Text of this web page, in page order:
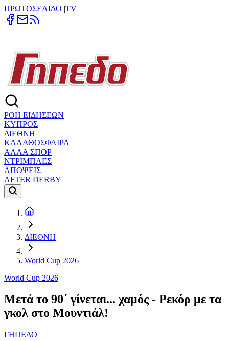
ΠΡΩΤΟΣΕΛΙΔΟ |TV
ΡΟΗ ΕΙΔΗΣΕΩΝ
ΚΥΠΡΟΣ
ΔΙΕΘΝΗ
ΚΑΛΑΘΟΣΦΑΙΡΑ
ΑΛΛΑ ΣΠΟΡ
ΝΤΡΙΜΠΛΕΣ
ΑΠΟΨΕΙΣ
AFTER DERBY
ΔΙΕΘΝΗ
World Cup 2026
World Cup 2026
Μετά το 90΄ γίνεται... χαμός - Ρεκόρ με τα
γκολ στο Μουντιάλ!
ΓΗΠΕΔΟ